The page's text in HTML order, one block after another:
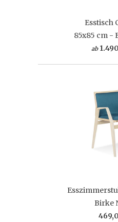
Esstisch
85x85 cm -
ab
Birke